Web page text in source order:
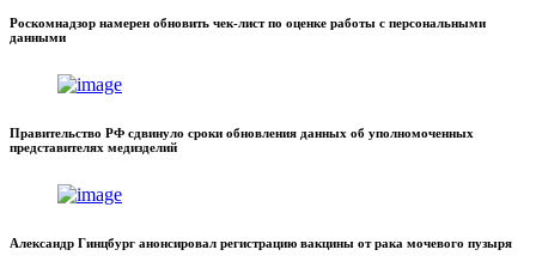
Роскомнадзор намерен обновить чек-лист по оценке работы с персональными
данными
Правительство РФ сдвинуло сроки обновления данных об уполномоченных
представителях медизделий
Александр Гинцбург анонсировал регистрацию вакцины от рака мочевого пузыря